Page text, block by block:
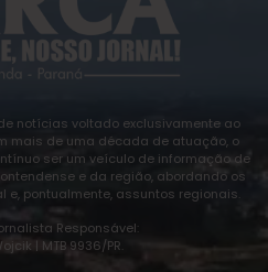
notícias voltado exclusivamente ao
mais de uma década de atuação, o
ser um veículo de informação de
e da região, abordando os
pontualmente, assuntos regionais.
Responsável:
| MTB 9936/PR.